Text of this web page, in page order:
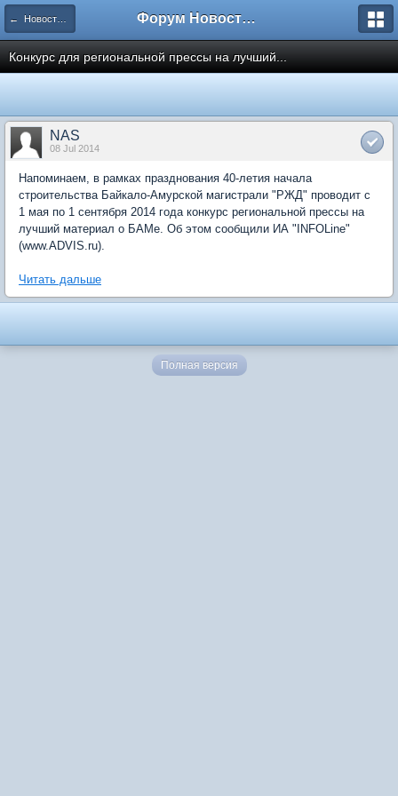
← Новости рынка недвижимости Форум Новостройки
Конкурс для региональной прессы на лучший...
NAS
08 Jul 2014
Напоминаем, в рамках празднования 40-летия начала
строительства Байкало-Амурской магистрали "РЖД" проводит с
1 мая по 1 сентября 2014 года конкурс региональной прессы на
лучший материал о БАМе. Об этом сообщили ИА "INFOLine"
(www.ADVIS.ru).
Читать дальше
Полная версия